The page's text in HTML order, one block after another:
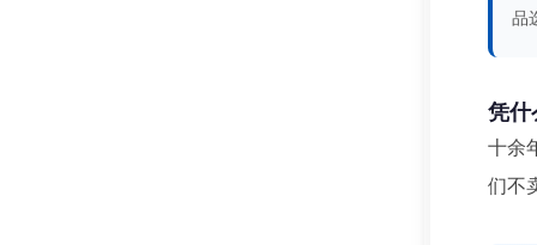
品
凭什
十余
们不